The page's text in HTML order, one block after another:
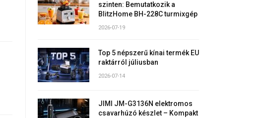
szinten: Bemutatkozik a
BlitzHome BH-228C turmixgép
2026-07-19
Top 5 népszerű kínai termék EU
raktárról júliusban
2026-07-14
JIMI JM-G3136N elektromos
csavarhúzó készlet – Kompakt